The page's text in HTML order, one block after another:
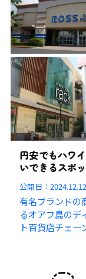
円安でもハワ
いできるスポ
公開日：2024.12.12
有名ブランドの
るオアフ島のデ
ト百貨店チェー